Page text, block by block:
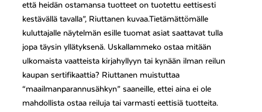
että heidän ostamansa tuotteet on tuotettu eettisesti
kestävällä tavalla”, Riuttanen kuvaa.Tietämättömälle
kuluttajalle näytelmän esille tuomat asiat saattavat tulla
jopa täysin yllätyksenä. Uskallammeko ostaa mitään
ulkomaista vaatteista kirjahyllyyn tai kynään ilman reilun
kaupan sertifikaattia? Riuttanen muistuttaa
“maailmanparannusähkyn” saaneille, ettei aina ei ole
mahdollista ostaa reiluja tai varmasti eettisiä tuotteita.